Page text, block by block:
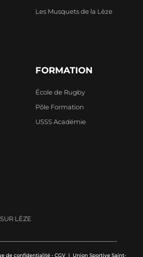
Les Musquets de la Lèze
FORMATION
École de Rugby
Pôle Formation
USSS Académie
LÈZE
de confidentialité • CGV | Union Sportive Saint-